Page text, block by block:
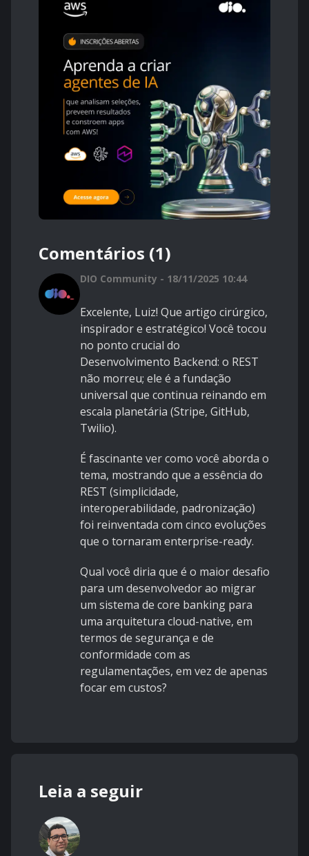
Comentários (1)
DIO Community - 18/11/2025 10:44
Excelente, Luiz! Que artigo cirúrgico,
inspirador e estratégico! Você tocou
no ponto crucial do
Desenvolvimento Backend: o REST
não morreu; ele é a fundação
universal que continua reinando em
escala planetária (Stripe, GitHub,
Twilio).
É fascinante ver como você aborda o
tema, mostrando que a essência do
REST (simplicidade,
interoperabilidade, padronização)
foi reinventada com cinco evoluções
que o tornaram enterprise-ready.
Qual você diria que é o maior desafio
para um desenvolvedor ao migrar
um sistema de core banking para
uma arquitetura cloud-native, em
termos de segurança e de
conformidade com as
regulamentações, em vez de apenas
focar em custos?
Leia a seguir